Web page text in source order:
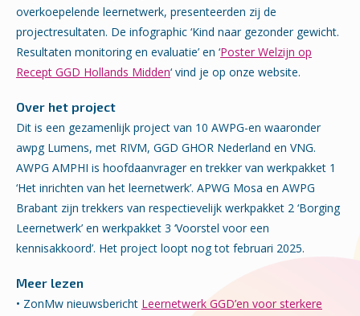
overkoepelende leernetwerk, presenteerden zij de
projectresultaten. De infographic ‘Kind naar gezonder gewicht.
Resultaten monitoring en evaluatie’ en ‘Poster Welzijn op
Recept GGD Hollands Midden‘ vind je op onze website.
Over het project
Dit is een gezamenlijk project van 10 AWPG-en waaronder
awpg Lumens, met RIVM, GGD GHOR Nederland en VNG.
AWPG AMPHI is hoofdaanvrager en trekker van werkpakket 1
‘Het inrichten van het leernetwerk’. APWG Mosa en AWPG
Brabant zijn trekkers van respectievelijk werkpakket 2 ‘Borging
Leernetwerk’ en werkpakket 3 ‘Voorstel voor een
kennisakkoord’. Het project loopt nog tot februari 2025.
Meer lezen
• ZonMw nieuwsbericht Leernetwerk GGD’en voor sterkere